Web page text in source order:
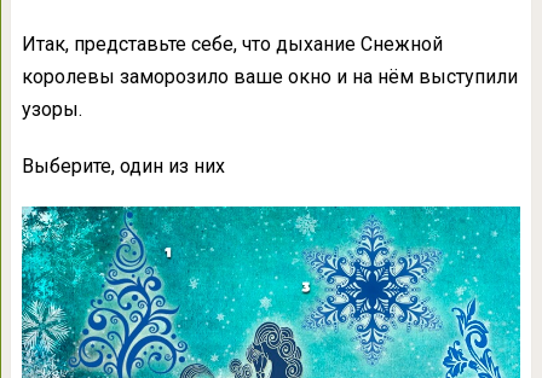
Итак, представьте себе, что дыхание Снежной
королевы заморозило ваше окно и на нём выступили
узоры.
Выберите, один из них